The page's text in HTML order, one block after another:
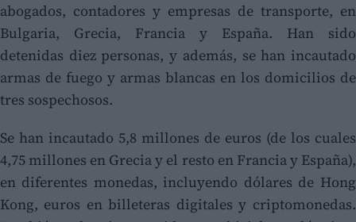
abogados, contadores y empresas de transporte, en
Bulgaria, Grecia, Francia y España. Han sido
detenidas diez personas, y además, se han incautado
armas de fuego y armas blancas en los domicilios de
tres sospechosos.
Se han incautado 5,8 millones de euros (de los cuales
4,75 millones en Grecia y el resto en Francia y España),
en diferentes monedas, incluyendo dólares de Hong
Kong, euros en billeteras digitales y criptomonedas.